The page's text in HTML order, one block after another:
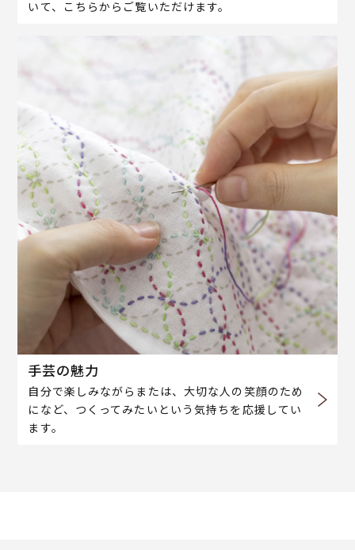
いて、こちらからご覧いただけます。
手芸の魅力
自分で楽しみながらまたは、大切な人の笑顔のため
になど、つくってみたいという気持ちを応援してい
ます。